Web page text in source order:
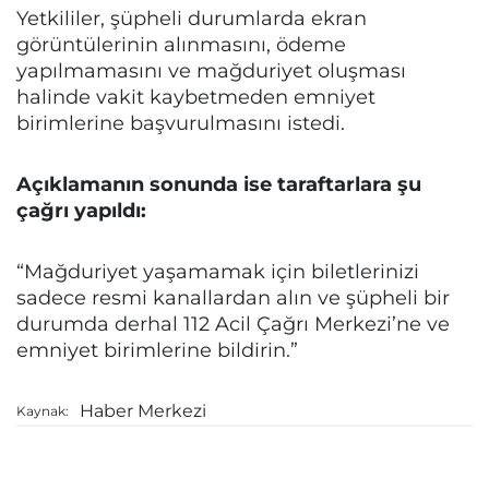
Yetkililer, şüpheli durumlarda ekran
görüntülerinin alınmasını, ödeme
yapılmamasını ve mağduriyet oluşması
halinde vakit kaybetmeden emniyet
birimlerine başvurulmasını istedi.
Açıklamanın sonunda ise taraftarlara şu
çağrı yapıldı:
“Mağduriyet yaşamamak için biletlerinizi
sadece resmi kanallardan alın ve şüpheli bir
durumda derhal 112 Acil Çağrı Merkezi’ne ve
emniyet birimlerine bildirin.”
Kaynak: Haber Merkezi